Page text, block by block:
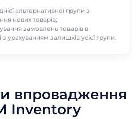
альтернативної групи з
нових товарів;
замовлень товарів в
з урахуванням залишків усієї групи.
впровадження
Inventory